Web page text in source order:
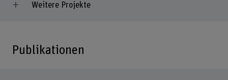
Weitere Projekte
Publikationen